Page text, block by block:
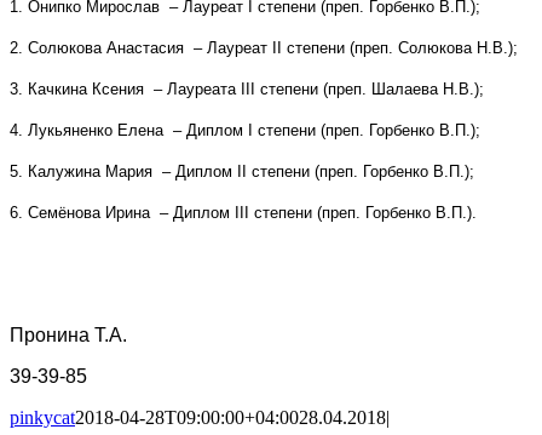
1. Онипко Мирослав – Лауреат I степени (преп. Горбенко В.П.);
2. Солюкова Анастасия – Лауреат I степени (преп. Солюкова Н.В.);
3. Качкина Ксения – Лауреата I степени (преп. Шалаева Н.В.);
4. Лукьяненко Елена – Диплом I степени (преп. Горбенко В.П.);
5. Калужина Мария – Диплом I степени (преп. Горбенко В.П.);
6. Семёнова Ирина – Диплом I степени (преп. Горбенко В.П.).
Пронина Т.А.
39-39-85
pinkycat2018-04-28T09:00:00+04:0028.04.2018|